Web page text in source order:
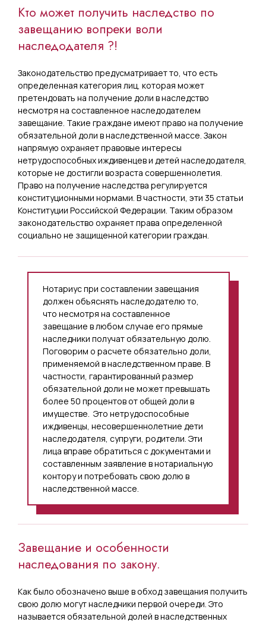
Кто может получить наследство по
завещанию вопреки воли
наследодателя ?!
Законодательство предусматривает то, что есть
определенная категория лиц, которая может
претендовать на получение доли в наследство
несмотря на составленное наследодателем
завещание. Такие граждане имеют право на получение
обязательной доли в наследственной массе. Закон
напрямую охраняет правовые интересы
нетрудоспособных иждивенцев и детей наследодателя,
которые не достигли возраста совершеннолетия.
Право на получение наследства регулируется
конституционными нормами. В частности, эти 35 статьи
Конституции Российской Федерации. Таким образом
законодательство охраняет права определенной
социально не защищенной категории граждан.
Нотариус при составлении завещания
должен объяснять наследодателю то,
что несмотря на составленное
завещание в любом случае его прямые
наследники получат обязательную долю.
Поговорим о расчете обязательно доли,
применяемой в наследственном праве. В
частности, гарантированный размер
обязательной доли не может превышать
более 50 процентов от общей доли в
имуществе. Это нетрудоспособные
иждивенцы, несовершеннолетние дети
наследодателя, супруги, родители. Эти
лица вправе обратиться с документами и
составленным заявление в нотариальную
контору и потребовать свою долю в
наследственной массе.
Завещание и особенности
наследования по закону.
Как было обозначено выше в обход завещания получить
свою долю могут наследники первой очереди. Это
называется обязательной долей в наследственных